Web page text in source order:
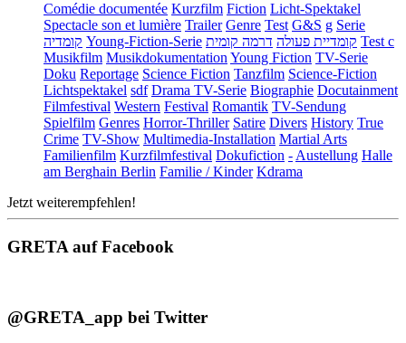
Comédie documentée Kurzfilm Fiction Licht-Spektakel
Spectacle son et lumière Trailer Genre Test G&S g Serie
קומדיה Young-Fiction-Serie קומדיית פעולה דרמה קומית
Test c
Musikfilm MusikdokumentationYoung Fiction TV-Serie
Doku Reportage Science Fiction Tanzfilm Science-Fiction
Lichtspektakel sdf Drama TV-Serie Biographie Docutainment
Filmfestival Western Festival Romantik TV-Sendung
Spielfilm Genres Horror-Thriller Satire Divers History True
Crime TV-Show Multimedia-Installation Martial Arts
Familienfilm Kurzfilmfestival Dokufiction -Austellung Halle
am Berghain Berlin Familie / Kinder Kdrama
Jetzt weiterempfehlen!
GRETA auf Facebook
@GRETA_app bei Twitter